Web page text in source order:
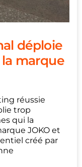
déploie
marque
réussie
trop
qui la
JOKO et
créé par